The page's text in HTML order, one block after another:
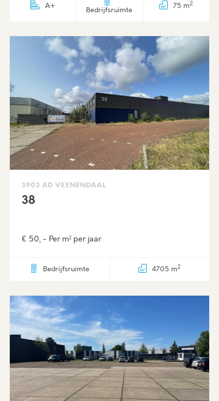
A+
Bedrijfsruimte
75 m2
3903 AD VEENENDAAL
38
€ 50, - Per m² per jaar
Bedrijfsruimte 4705 m2